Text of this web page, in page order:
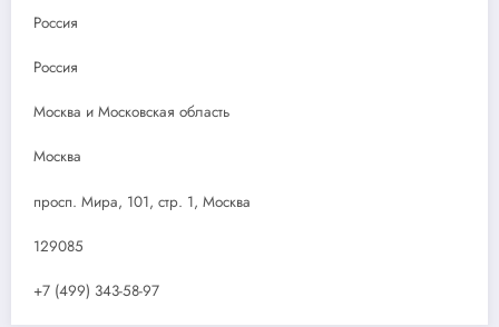
Россия
Россия
Москва и Московская область
Москва
просп. Мира, 101, стр. 1, Москва
129085
+7 (499) 343-58-97